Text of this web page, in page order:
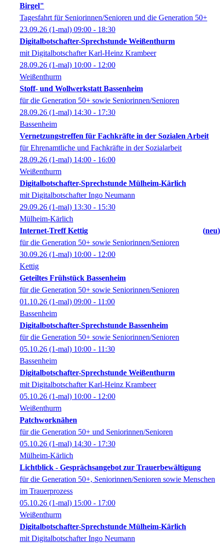
Birgel"
Tagesfahrt für Seniorinnen/Senioren und die Generation 50+
23.09.26 (1-mal) 09:00 - 18:30
Digitalbotschafter-Sprechstunde Weißenthurm
mit Digitalbotschafter Karl-Heinz Krambeer
28.09.26 (1-mal) 10:00 - 12:00
Weißenthurm
Stoff- und Wollwerkstatt Bassenheim
für die Generation 50+ sowie Seniorinnen/Senioren
28.09.26 (1-mal) 14:30 - 17:30
Bassenheim
Vernetzungstreffen für Fachkräfte in der Sozialen Arbeit
für Ehrenamtliche und Fachkräfte in der Sozialarbeit
28.09.26 (1-mal) 14:00 - 16:00
Weißenthurm
Digitalbotschafter-Sprechstunde Mülheim-Kärlich
mit Digitalbotschafter Ingo Neumann
29.09.26 (1-mal) 13:30 - 15:30
Mülheim-Kärlich
Internet-Treff Kettig
neu
für die Generation 50+ sowie Seniorinnen/Senioren
30.09.26 (1-mal) 10:00 - 12:00
Kettig
Geteiltes Frühstück Bassenheim
für die Generation 50+ sowie Seniorinnen/Senioren
01.10.26 (1-mal) 09:00 - 11:00
Bassenheim
Digitalbotschafter-Sprechstunde Bassenheim
für die Generation 50+ sowie Seniorinnen/Senioren
05.10.26 (1-mal) 10:00 - 11:30
Bassenheim
Digitalbotschafter-Sprechstunde Weißenthurm
mit Digitalbotschafter Karl-Heinz Krambeer
05.10.26 (1-mal) 10:00 - 12:00
Weißenthurm
Patchworknähen
für die Generation 50+ und Seniorinnen/Senioren
05.10.26 (1-mal) 14:30 - 17:30
Mülheim-Kärlich
Lichtblick - Gesprächsangebot zur Trauerbewältigung
für die Generation 50+, Seniorinnen/Senioren sowie Menschen
im Trauerprozess
05.10.26 (1-mal) 15:00 - 17:00
Weißenthurm
Digitalbotschafter-Sprechstunde Mülheim-Kärlich
mit Digitalbotschafter Ingo Neumann